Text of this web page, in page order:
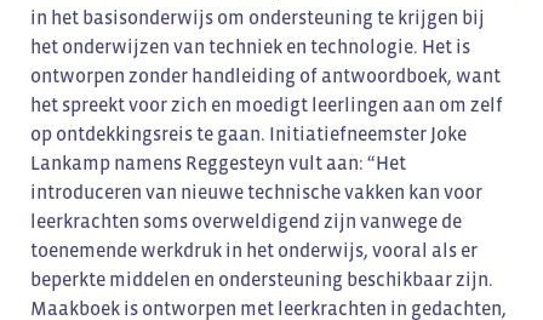
in het basisonderwijs om ondersteuning te krijgen bij
het onderwijzen van techniek en technologie. Het is
ontworpen zonder handleiding of antwoordboek, want
het spreekt voor zich en moedigt leerlingen aan om zelf
op ontdekkingsreis te gaan. Initiatiefneemster Joke
Lankamp namens Reggesteyn vult aan: “Het
introduceren van nieuwe technische vakken kan voor
leerkrachten soms overweldigend zijn vanwege de
toenemende werkdruk in het onderwijs, vooral als er
beperkte middelen en ondersteuning beschikbaar zijn.
Maakboek is ontworpen met leerkrachten in gedachten,